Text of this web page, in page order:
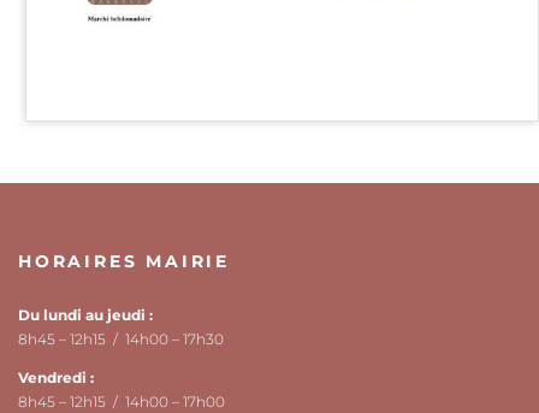
HORAIRES MAIRIE
Du lundi au jeudi :
8h45 – 12h15 / 14h00 – 17h30
Vendredi :
8h45 – 12h15 / 14h00 – 17h00